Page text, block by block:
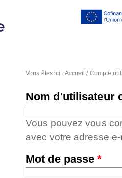
Vous êtes ici : Accueil / Compte
Nom d'utilisateur
Vous pouvez vous
avec votre adresse e-
Mot de passe*